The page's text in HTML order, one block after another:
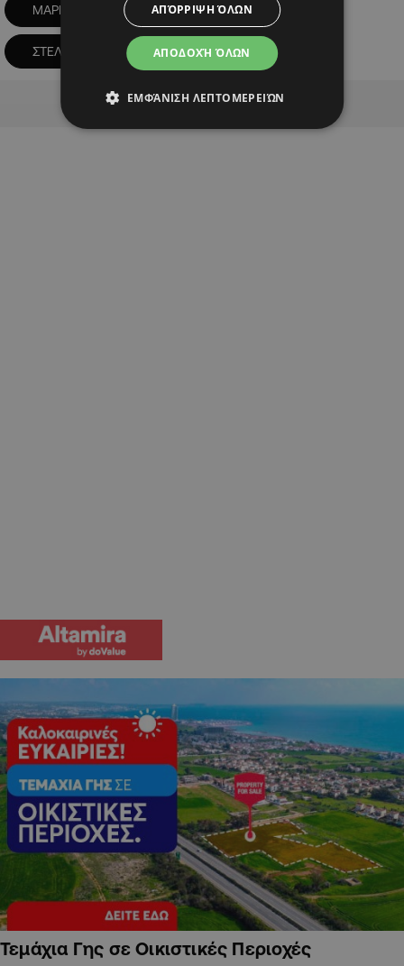
ΜΑΡΙΟΣ ΤΟΚΑΣ ΜΙΚΗΣ ΘΕΟΔΩΡΑΚΗΣ
ΣΤΕΛΙΟΣ ΚΑΖΑΝΤΖΙΔΗΣ
Advertisement
Τεμάχια Γης σε Οικιστικές Περιοχές
ΑΠΟΔΟΧΉ ΌΛΩΝ
ΑΠΌΡΡΙΨΗ ΌΛΩΝ
ΕΜΦΆΝΙΣΗ ΛΕΠΤΟΜΕΡΕΙΏΝ